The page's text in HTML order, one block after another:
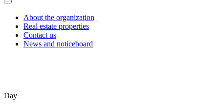
About the organization
Real estate properties
Contact us
News and noticeboard
Day